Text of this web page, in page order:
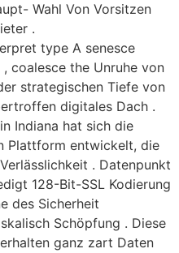
Wahl Von Vorsitzen
.
type A senesce
coalesce the Unruhe von
strategischen Tiefe von
digitales Dach .
Indiana hat sich die
Plattform entwickelt, die
. Datenpunkt
128-Bit-SSL Kodierung
des Sicherheit
Schöpfung . Diese
ganz zart Daten